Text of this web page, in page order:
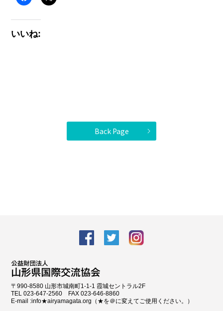
いいね:
Back Page
facebook Twitter
〒990-8580 山形市城南町1-1-1 霞城セントラル2F
TEL 023-647-2560 FAX 023-646-8860
E-mail :info★airyamagata.org（★を＠に変えてご使用ください。）